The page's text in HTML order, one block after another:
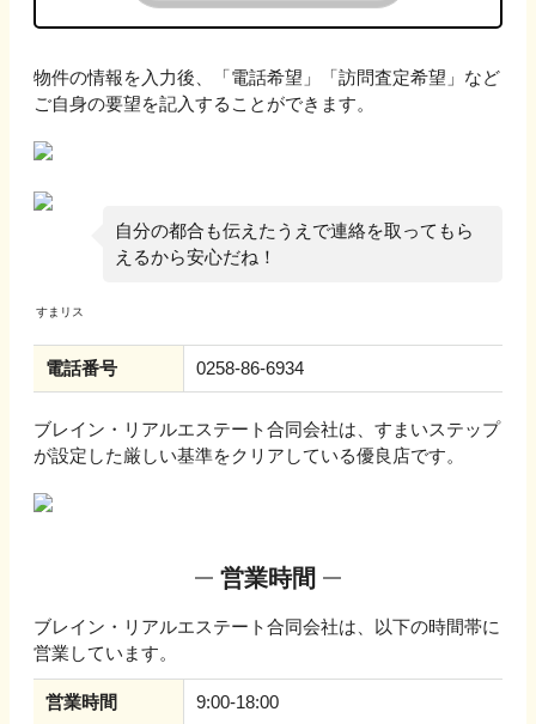
物件の情報を入力後、「電話希望」「訪問査定希望」など
ご自身の要望を記入することができます。
自分の都合も伝えたうえで連絡を取ってもら
えるから安心だね！
電話番号 0258-86-6934
ブレイン・リアルエステート合同会社は、すまいステップ
が設定した厳しい基準をクリアしている優良店です。
営業時間
ブレイン・リアルエステート合同会社は、以下の時間帯に
営業しています。
営業時間 9:00-18:00